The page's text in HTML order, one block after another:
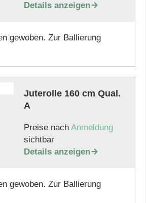
Details anzeigen
gewoben. Zur Ballierung
Juterolle 160 cm Qual.
A
Preise nach Anmeldung
sichtbar
Details anzeigen
gewoben. Zur Ballierung